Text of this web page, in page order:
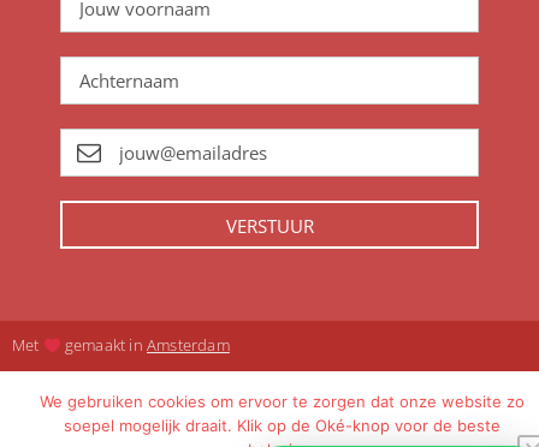
VERSTUUR
Met gemaakt inAmsterdam
We gebruiken cookies om ervoor te zorgen dat onze website zo
soepel mogelijk draait. Klik op de Oké-knop voor de beste